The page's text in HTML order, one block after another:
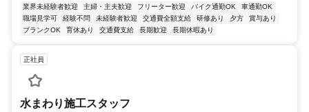
業界未経験者歓迎 主婦・主夫歓迎 フリーター歓迎 バイク通勤OK
車通勤OK
職場見学可
経験不問 未経験者歓迎 交通費全額支給 研修あり 夕方
賞与あり
ブランクOK
育休あり 交通費支給 長期歓迎 長期休暇あり
正社員
水まわり施工スタッフ